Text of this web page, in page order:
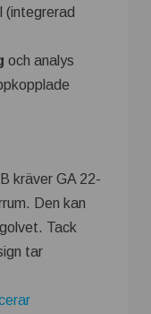
(integrerad
och analys
kräver GA 22-
Den kan
Tack
tar